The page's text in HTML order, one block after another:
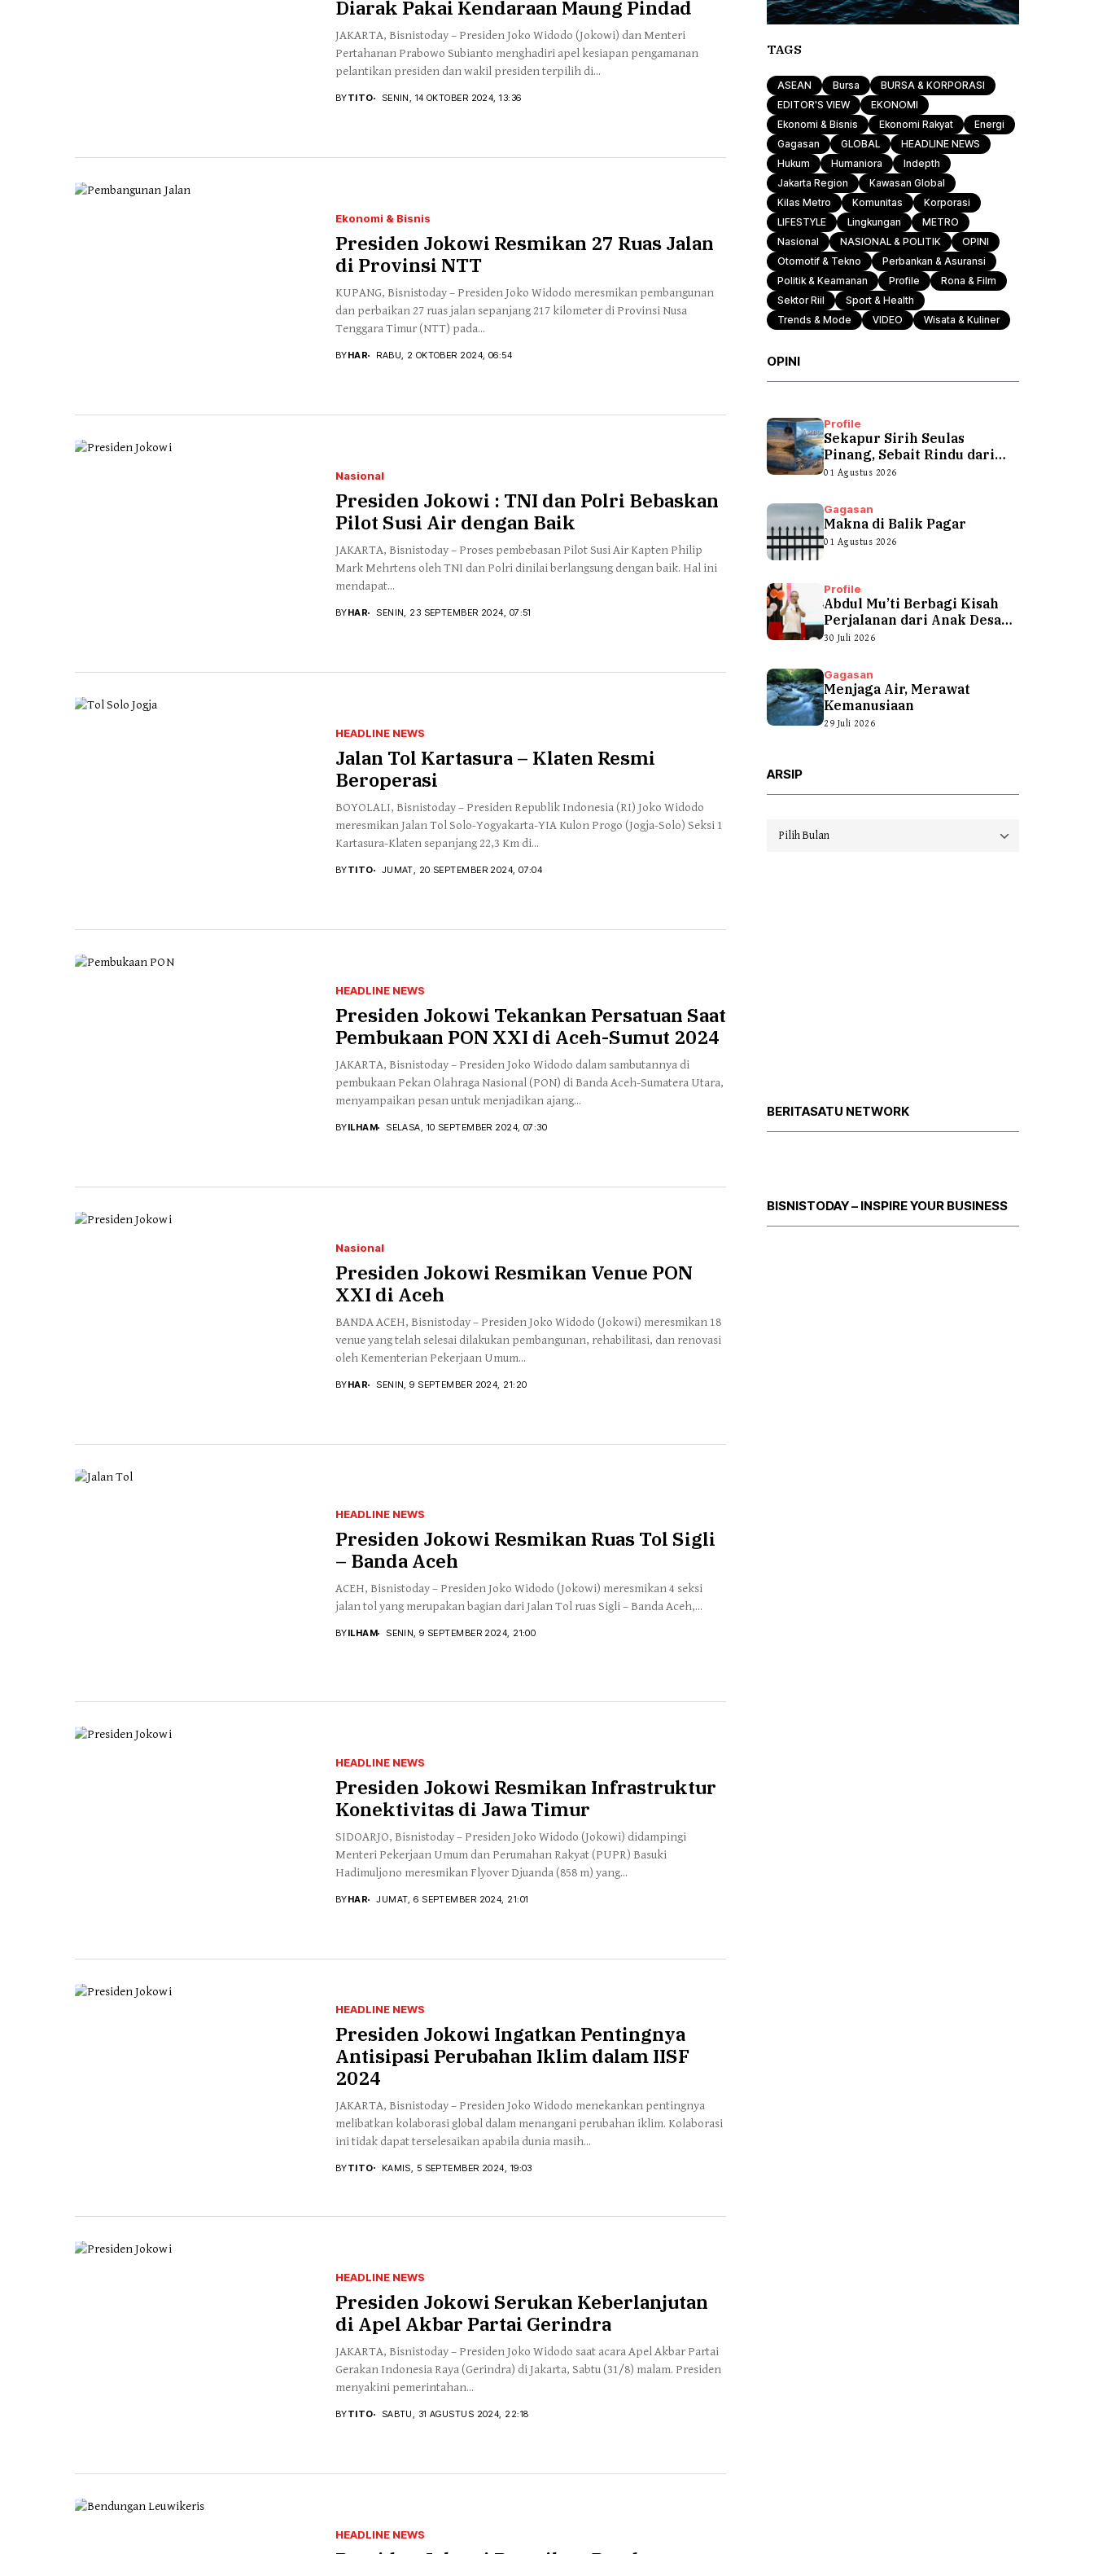
Diarak Pakai Kendaraan Maung Pindad
JAKARTA, Bisnistoday – Presiden Joko Widodo (Jokowi) dan Menteri
Pertahanan Prabowo Subianto menghadiri apel kesiapan pengamanan
pelantikan presiden dan wakil presiden terpilih di...
BYTITO SENIN, 14 OKTOBER 2024, 13:36
Ekonomi & Bisnis
Presiden Jokowi Resmikan 27 Ruas Jalan
di Provinsi NTT
KUPANG, Bisnistoday – Presiden Joko Widodo meresmikan pembangunan
dan perbaikan 27 ruas jalan sepanjang 217 kilometer di Provinsi Nusa
Tenggara Timur (NTT) pada...
BYHAR RABU, 2 OKTOBER 2024, 06:54
Nasional
Presiden Jokowi : TNI dan Polri Bebaskan
Pilot Susi Air dengan Baik
JAKARTA, Bisnistoday – Proses pembebasan Pilot Susi Air Kapten Philip
Mark Mehrtens oleh TNI dan Polri dinilai berlangsung dengan baik. Hal ini
mendapat...
BYHAR SENIN, 23 SEPTEMBER 2024, 07:51
HEADLINE NEWS
Jalan Tol Kartasura – Klaten Resmi
Beroperasi
BOYOLALI, Bisnistoday – Presiden Republik Indonesia (RI) Joko Widodo
meresmikan Jalan Tol Solo-Yogyakarta-YIA Kulon Progo (Jogja-Solo) Seksi 1
Kartasura-Klaten sepanjang 22,3 Km di...
BYTITO JUMAT, 20 SEPTEMBER 2024, 07:04
HEADLINE NEWS
Presiden Jokowi Tekankan Persatuan Saat
Pembukaan PON XXI di Aceh-Sumut 2024
JAKARTA, Bisnistoday – Presiden Joko Widodo dalam sambutannya di
pembukaan Pekan Olahraga Nasional (PON) di Banda Aceh-Sumatera Utara,
menyampaikan pesan untuk menjadikan ajang...
BYILHAM SELASA, 10 SEPTEMBER 2024, 07:30
Nasional
Presiden Jokowi Resmikan Venue PON
XXI di Aceh
BANDA ACEH, Bisnistoday – Presiden Joko Widodo (Jokowi) meresmikan 18
venue yang telah selesai dilakukan pembangunan, rehabilitasi, dan renovasi
oleh Kementerian Pekerjaan Umum...
BYHAR SENIN, 9 SEPTEMBER 2024, 21:20
HEADLINE NEWS
Presiden Jokowi Resmikan Ruas Tol Sigli
– Banda Aceh
ACEH, Bisnistoday – Presiden Joko Widodo (Jokowi) meresmikan 4 seksi
jalan tol yang merupakan bagian dari Jalan Tol ruas Sigli – Banda Aceh,...
BYILHAM SENIN, 9 SEPTEMBER 2024, 21:00
HEADLINE NEWS
Presiden Jokowi Resmikan Infrastruktur
Konektivitas di Jawa Timur
SIDOARJO, Bisnistoday – Presiden Joko Widodo (Jokowi) didampingi
Menteri Pekerjaan Umum dan Perumahan Rakyat (PUPR) Basuki
Hadimuljono meresmikan Flyover Djuanda (858 m) yang...
BYHAR JUMAT, 6 SEPTEMBER 2024, 21:01
HEADLINE NEWS
Presiden Jokowi Ingatkan Pentingnya
Antisipasi Perubahan Iklim dalam IISF
2024
JAKARTA, Bisnistoday – Presiden Joko Widodo menekankan pentingnya
melibatkan kolaborasi global dalam menangani perubahan iklim. Kolaborasi
ini tidak dapat terselesaikan apabila dunia masih...
BYTITO KAMIS, 5 SEPTEMBER 2024, 19:03
HEADLINE NEWS
Presiden Jokowi Serukan Keberlanjutan
di Apel Akbar Partai Gerindra
JAKARTA, Bisnistoday – Presiden Joko Widodo saat acara Apel Akbar Partai
Gerakan Indonesia Raya (Gerindra) di Jakarta, Sabtu (31/8) malam. Presiden
menyakini pemerintahan...
BYTITO SABTU, 31 AGUSTUS 2024, 22:18
HEADLINE NEWS
TAGS
ASEAN Bursa
BURSA & KORPORASI
EDITOR'S VIEW
EKONOMI
Ekonomi & Bisnis
Ekonomi Rakyat
Energi
Gagasan
GLOBAL
HEADLINE NEWS
Hukum
Humaniora
Indepth
Jakarta Region
Kawasan Global
Kilas Metro
Komunitas
Korporasi
LIFESTYLE
Lingkungan
METRO
Nasional
NASIONAL & POLITIK
OPINI
Otomotif & Tekno
Perbankan & Asuransi
Politik & Keamanan
Profile
Rona & Film
Sektor Riil
Sport & Health
Trends & Mode
VIDEO Wisata & Kuliner
OPINI
Profile
Sekapur Sirih Seulas
Pinang, Sebait Rindu dari
Tepian Teluk
01 Agustus 2026
Gagasan
Makna di Balik Pagar
01 Agustus 2026
Profile
Abdul Mu’ti Berbagi Kisah
Perjalanan dari Anak Desa
hingga...
30 Juli 2026
Gagasan
Menjaga Air, Merawat
Kemanusiaan
29 Juli 2026
ARSIP
Arsip
BERITASATU NETWORK
BISNISTODAY – INSPIRE YOUR BUSINESS